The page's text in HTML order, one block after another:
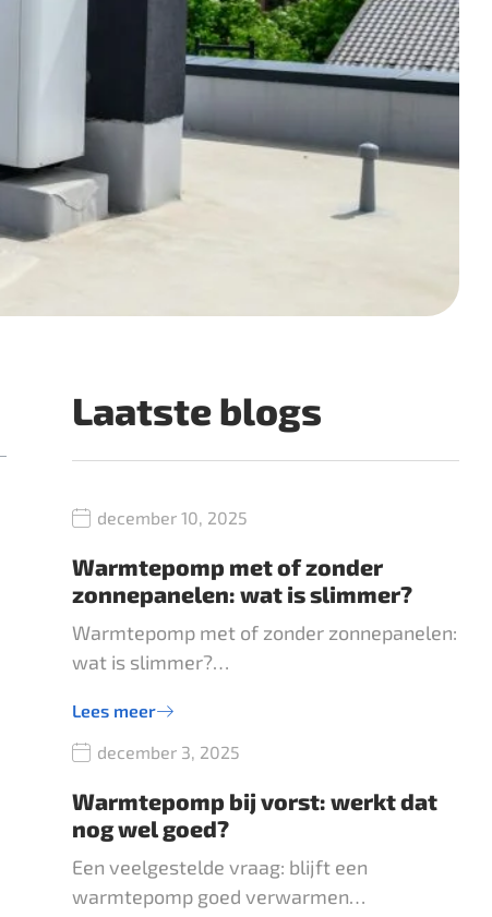
Laatste blogs
december 10, 2025
Warmtepomp met of zonder
zonnepanelen: wat is slimmer?
Warmtepomp met of zonder zonnepanelen:
wat is slimmer?…
Lees meer
december 3, 2025
Warmtepomp bij vorst: werkt dat
nog wel goed?
Een veelgestelde vraag: blijft een
warmtepomp goed verwarmen…